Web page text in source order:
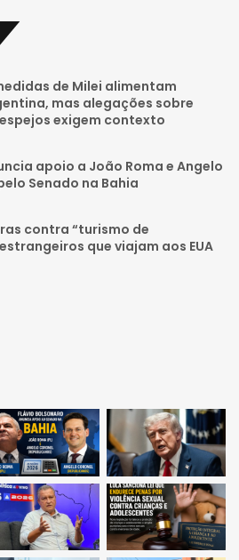
b
g
a
de Milei alimentam
mas alegações sobre
exigem contexto
apoio a João Roma e Angelo
Senado na Bahia
contra “turismo de
que viajam aos EUA